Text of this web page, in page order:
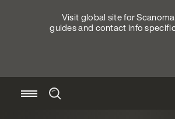
Visit global site for
guides and contact info